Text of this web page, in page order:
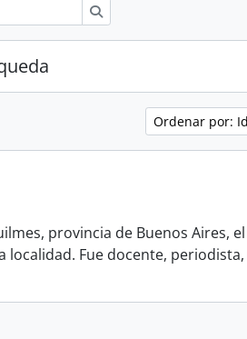
Ordenar por:
provincia de Buenos Aires,
localidad. Fue docente,